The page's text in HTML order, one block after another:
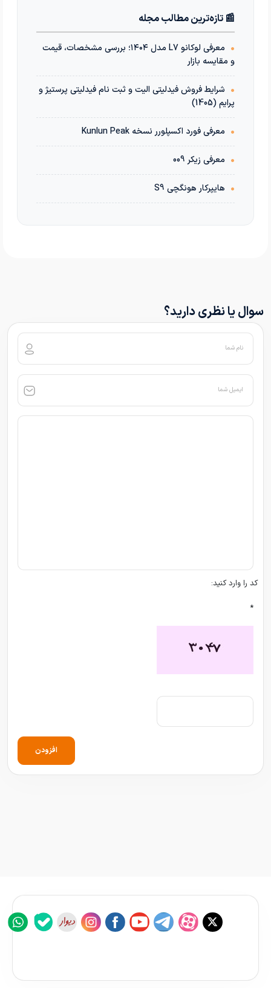
📰 تازه‌ترین مطالب مجله
•
معرفی لوکانو L7 مدل ۱۴۰۴؛ بررسی مشخصات، قیمت
و مقایسه بازار
• شرایط فروش فیدلیتی الیت و ثبت نام فیدلیتی پرستیژ و
پرایم (1405)
• معرفی فورد اکسپلورر نسخه Kunlun Peak
• معرفی زیکر 009
• هایپرکار هونگچی S9
سوال یا نظری دارید؟
نام شما
ایمیل شما
کد را وارد کنید:
*
افزودن